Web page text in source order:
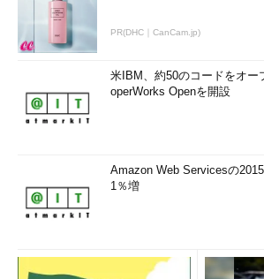
PR(DHC｜CanCam.jp)
米IBM、約50のコードをオー
operWorks Openを開設
Amazon Web Servicesの
1％増